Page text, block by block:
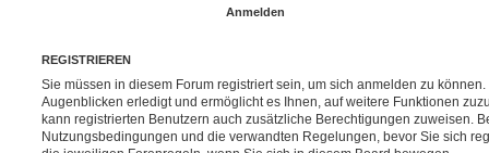
REGISTRIEREN
Sie müssen in diesem Forum registriert sein, um sich anmelden zu
Augenblicken erledigt und ermöglicht es Ihnen, auf weitere Funktionen
kann registrierten Benutzern auch zusätzliche Berechtigungen zuweisen.
Nutzungsbedingungen und die verwandten Regelungen, bevor Sie sich